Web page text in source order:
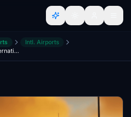
Intl. Airports
LPMA-Cristiano Ronaldo International Airport Madeira